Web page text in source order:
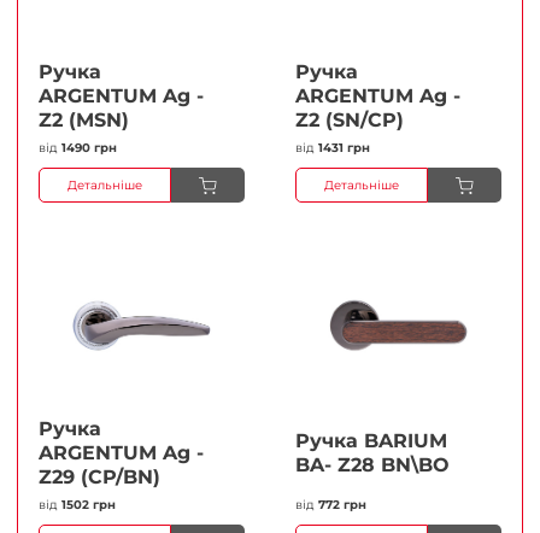
Ручка
ARGENTUM Ag -
Z2 (MSN)
від 1490 грн
Детальніше
Ручка
ARGENTUM Ag -
Z2 (SN/CP)
від 1431 грн
Детальніше
Ручка
ARGENTUM Ag -
Z29 (CP/BN)
від 1502 грн
Ручка BARIUM
BA- Z28 BN\BO
від 772 грн